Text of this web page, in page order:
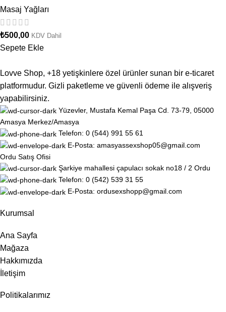
Masaj Yağları
₺500,00 KDV Dahil
Sepete Ekle
Lovve Shop, +18 yetişkinlere özel ürünler sunan bir e-ticaret
platformudur. Gizli paketleme ve güvenli ödeme ile alışveriş
yapabilirsiniz.
Yüzevler, Mustafa Kemal Paşa Cd. 73-79, 05000
Amasya Merkez/Amasya
Telefon: 0 (544) 991 55 61
E-Posta: amasyassexshop05@gmail.com
Ordu Satış Ofisi
Şarkiye mahallesi çapulacı sokak no18 / 2 Ordu
Telefon: 0 (542) 539 31 55
E-Posta: ordusexshopp@gmail.com
Kurumsal
Ana Sayfa
Mağaza
Hakkımızda
İletişim
Politikalarımız